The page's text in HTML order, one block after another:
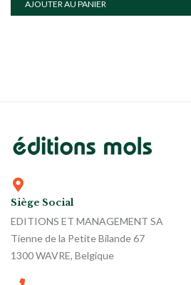
AJOUTER AU PANIER
Siège Social
EDITIONS ET MANAGEMENT SA
Tienne de la Petite Bilande 67
1300 WAVRE, Belgique